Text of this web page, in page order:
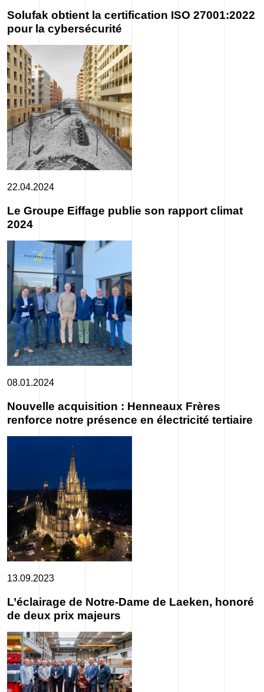
Solufak obtient la certification ISO 27001:2022
pour la cybersécurité
22.04.2024
Le Groupe Eiffage publie son rapport climat
2024
08.01.2024
Nouvelle acquisition : Henneaux Frères
renforce notre présence en électricité tertiaire
13.09.2023
L’éclairage de Notre-Dame de Laeken, honoré
de deux prix majeurs